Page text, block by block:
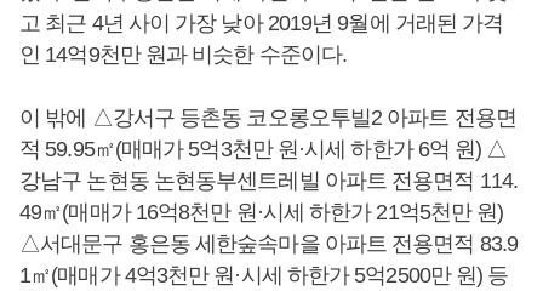
고 최근 4년 사이 가장 낮아 2019년 9월에 거래된 가격
인 14억9천만 원과 비슷한 수준이다.
이 밖에 △강서구 등촌동 코오롱오투빌2 아파트 전용면
적 59.95㎡(매매가 5억3천만 원·시세 하한가 6억 원) △
강남구 논현동 논현동부센트레빌 아파트 전용면적 114.
49㎡(매매가 16억8천만 원·시세 하한가 21억5천만 원)
△서대문구 홍은동 세한숲속마을 아파트 전용면적 83.9
1㎡(매매가 4억3천만 원·시세 하한가 5억2500만 원) 등